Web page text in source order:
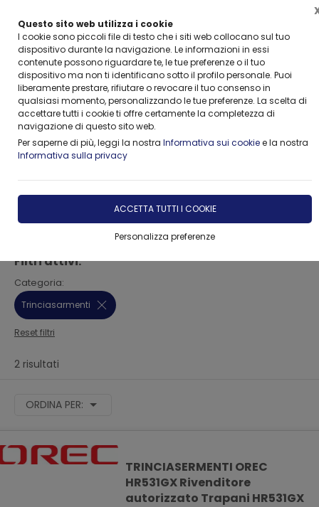
Questo sito web utilizza i cookie
I cookie sono piccoli file di testo che i siti web collocano sul tuo
dispositivo durante la navigazione. Le informazioni in essi
contenute possono riguardare te, le tue preferenze o il tuo
dispositivo ma non ti identificano sotto il profilo personale. Puoi
liberamente prestare, rifiutare o revocare il tuo consenso in
qualsiasi momento, personalizzando le tue preferenze. La scelta di
accettare tutti i cookie ti offre certamente la completezza di
navigazione di questo sito web.
Per saperne di più, leggi la nostra Informativa sui cookiee la nostra
Informativa sulla privacy
ACCETTA TUTTI I COOKIE
Personalizza preferenze
Home Vetrina Trinciasarmenti
TRINCIASARMENTI
Trinciasarmenti
Filtri attivi:
Categoria:
Trinciasarmenti
Reset filtri
2 risultati
ORDINA PER:
TRINCIASERMENTI OREC
HR531GX Rivenditore
autorizzato Trapani HR531GX